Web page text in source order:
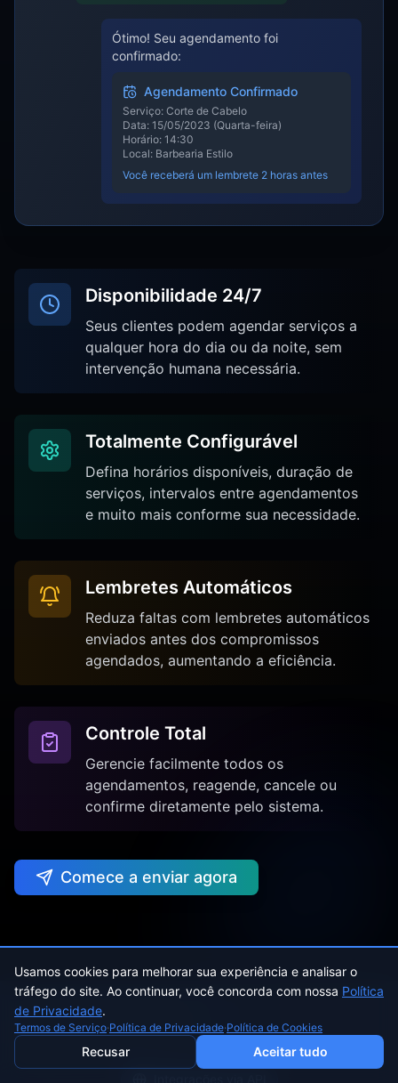
Usamos cookies para melhorar sua experiência e analisar o
tráfego do site. Ao continuar, você concorda com nossa Política
de Privacidade.
Termos de Serviço·Política de Privacidade·Política de Cookies
Recusar Aceitar tudo
Ótimo! Seu agendamento foi
confirmado:
Agendamento Confirmado
Serviço: Corte de Cabelo
Data: 15/05/2023 (Quarta-feira)
Horário: 14:30
Local: Barbearia Estilo
Você receberá um lembrete 2 horas antes
Disponibilidade 24/7
Seus clientes podem agendar serviços a
qualquer hora do dia ou da noite, sem
intervenção humana necessária.
Totalmente Configurável
Defina horários disponíveis, duração de
serviços, intervalos entre agendamentos
e muito mais conforme sua necessidade.
Lembretes Automáticos
Reduza faltas com lembretes automáticos
enviados antes dos compromissos
agendados, aumentando a eficiência.
Controle Total
Gerencie facilmente todos os
agendamentos, reagende, cancele ou
confirme diretamente pelo sistema.
Comece a enviar agora